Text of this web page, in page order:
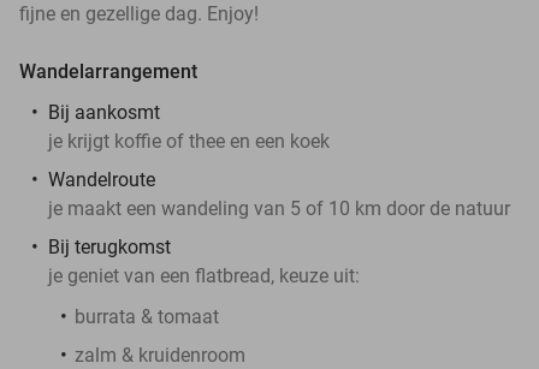
fijne en gezellige dag. Enjoy!
Wandelarrangement
Bij aankosmt
je krijgt koffie of thee en een koek
Wandelroute
je maakt een wandeling van 5 of 10 km door de natuur
Bij terugkomst
je geniet van een flatbread, keuze uit:
burrata & tomaat
zalm & kruidenroom